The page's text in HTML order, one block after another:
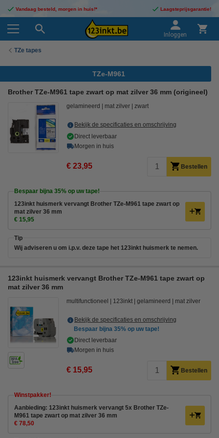
Vandaag besteld, morgen in huis!* Laagsteprijsgarantie!
Inloggen
TZe tapes
TZe-M961
Brother TZe-M961 tape zwart op mat zilver 36 mm (origineel)
gelamineerd mat zilver zwart
Bekijk de specificaties en omschrijving
Direct leverbaar
Morgen in huis
€ 23,95 Bestellen
Bespaar bijna 35% op uw tape!
123inkt huismerk vervangt Brother TZe-M961 tape zwart op
mat zilver 36 mm
€ 15,95
Tip
Wij adviseren u om i.p.v. deze tape het 123inkt huismerk te nemen.
123inkt huismerk vervangt Brother TZe-M961 tape zwart op
mat zilver 36 mm
multifunctioneel 123inkt gelamineerd mat zilver
Bekijk de specificaties en omschrijving
Bespaar bijna 35% op uw tape!
Direct leverbaar
Morgen in huis
€ 15,95 Bestellen
Winstpakker!
Aanbieding: 123inkt huismerk vervangt 5x Brother TZe-
M961 tape zwart op mat zilver 36 mm
€ 78,50